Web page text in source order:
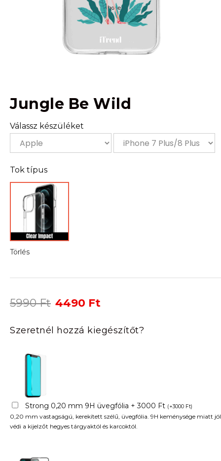
Jungle Be Wild
Válassz készüléket
Tok típus
Törlés
5990Ft Original
was:
5990 Ft.
4490 Ft
is:
4490 Ft.
Szeretnél hozzá kiegészítőt?
Strong 0,20 mm 9H üvegfólia + 3000 Ft (+3000 Ft)
0,20 mm vastagságú, kerekített szélű, üvegfólia. 9H keménysége miatt jól
védi a kijelzőt hegyes tárgyaktól és karcoktól.